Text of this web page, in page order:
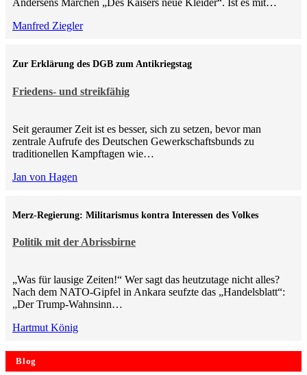
Andersens Märchen „Des Kaisers neue Kleider“. Ist es mit…
Manfred Ziegler
Friedens- und streikfähig
Zur Erklärung des DGB zum Antikriegstag
Seit geraumer Zeit ist es besser, sich zu setzen, bevor man
zentrale Aufrufe des Deutschen Gewerkschaftsbunds zu
traditionellen Kampftagen wie…
Jan von Hagen
Politik mit der Abrissbirne
Merz-Regierung: Militarismus kontra Inte­ressen des Volkes
„Was für lausige Zeiten!“ Wer sagt das heutzutage nicht alles?
Nach dem NATO-Gipfel in Ankara seufzte das „Handelsblatt“:
„Der Trump-Wahnsinn…
Hartmut König
Blog